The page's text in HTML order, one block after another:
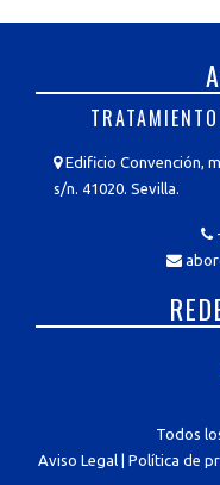
Edificio Convención,
s/n. 41020. Sevilla.
Todos
Aviso Legal | Política de